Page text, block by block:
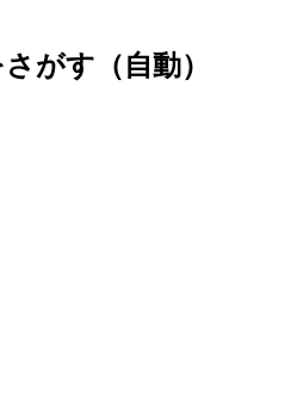
がす（自動）